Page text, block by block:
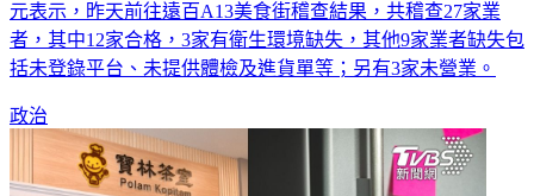
者，其中12家合格，3家有衛生環境缺失，其他9家業者缺失包
括未登錄平台、未提供體檢及進貨單等；另有3家未營業。